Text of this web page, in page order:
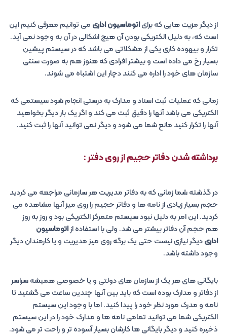
از دیگر مزیت هایی که برایاتوماسیون اداری می توانیم معرفی کنیم این
است که، به دلیل الکتریکی بودن آن هیچ اشکالی در آن به وجود نمی آید.
تکرار و بیهوده کاری یکی از مشکلاتی می باشد که در سیستم پیشین
بسیار رخ می داده است و بیشتر افرادی که هنوز هم به صورت سنتی
سازمان های خود را اداره می کنند دچار این اشتباه می شوند.
زمانی که عملیات ثبت اسناد و مدارک به درستی انجام شود سیستمی که
الکتریکی می باشد آنها را دقیق ثبت می کند و اگر یک بار دیگر بخواهید
آنها را تکرار کنید مانع شما می شود و دیگر نمی توانید آنها را ثبت کنید.
برداشته شدن دفاتر حجیم از روی دفتر :
در گذشته شما زمانی که به دفاتر مدیریت هر سازمانی مراجعه می کردید
حجم بسیار زیادی از نامه ها و دفاتر حجیم را روی میز آنها مشاهده می
کردید. این امر به دلیل نبود سیستم متمرکز الکتریکی بود و روز به روز
هم حجم آن دفاتر بیشتر می شد. ولی با استفاده ازاتوماسیون
اداریدیگر نیازی نیست حتی یک برگه روی میز مدیریت و یا کارمندان دیگر
وجود داشته باشد.
بایگانی های هر یک از سازمان های دولتی و یا خصوصی همیشه سراسر
از دفاتر و مدارک بوده است که باید بین آنها چندین ساعت می گشتید تا
نامه و مدرک مورد نظر خود را پیدا کنید. اما با وجود این سیستم
الکتریکی شما می توانید تمامی نامه ها و مدارک خود را در این سیستم
ذخیره کنید و دیگر بایگانی ها کارشان بسیار آسوده تر و راحت تر می شود.